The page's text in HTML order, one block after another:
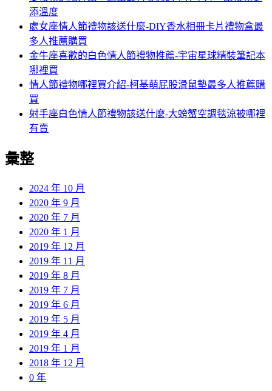
添溫度
處女座情人節禮物該送什麼-DIY香水相冊卡片禮物盒最
多人推薦購買
金牛座喜歡的白色情人節禮物推薦-宇宙星球精裝筆記本
哪裡買
情人節禮物哪裡買介紹-柯基萌屁股滑鼠墊最多人推薦購
買
射手座白色情人節禮物該送什麼-大螃蟹空調毯涼被哪裡
有賣
彙整
2024 年 10 月
2020 年 9 月
2020 年 7 月
2020 年 1 月
2019 年 12 月
2019 年 11 月
2019 年 8 月
2019 年 7 月
2019 年 6 月
2019 年 5 月
2019 年 4 月
2019 年 1 月
2018 年 12 月
0 年